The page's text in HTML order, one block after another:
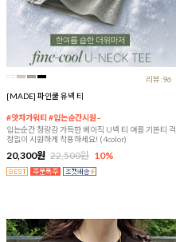
리뷰:96
[MADE] 파인쿨 유넥 티
#앗차가워티 #입는순간시원~
입는순간 청량감 가득한 베이직 U넥 티 여름 기본티 걱
정없이 시원하게 착용하세요! (4color)
20,300원 22,500원 10%